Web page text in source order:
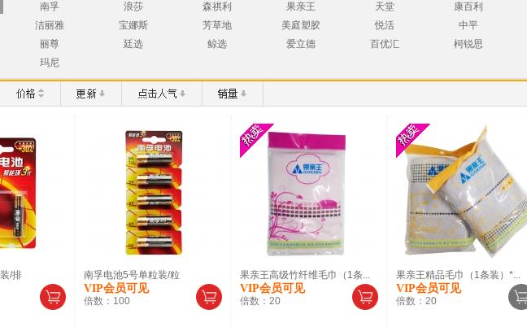
南孚 浪莎 森祺利 果亲王 天堂 康百利
洁丽雅 宝娜斯 芳草地 美庭塑胶 悦活 中平
丽尊 廷选 鲸选 爱立德 百优汇 柯锐思
玛尼
/排 南孚电池5号单粒装/粒
VIP会员可见
倍数： 100
果亲王高级竹纤维毛巾（1条...
VIP会员可见
倍数： 20
果亲王精品毛巾（1条装）*...
VIP会员可见
倍数： 20